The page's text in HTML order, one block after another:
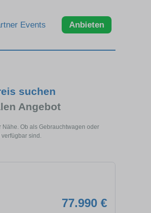
Events Anbieten
suchen
Angebot
Ob als Gebrauchtwagen oder
sind.
77.990 €